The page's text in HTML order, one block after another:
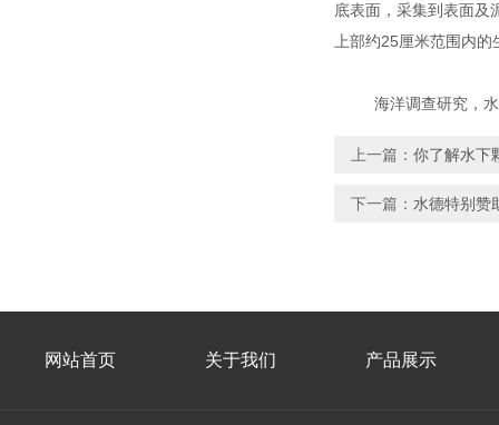
底表面，采集到表面及
上部约25厘米范围内的
海洋调查研究，
上一篇： 你了解水下
下一篇： 水德特别赞
网站首页 关于我们 产品展示